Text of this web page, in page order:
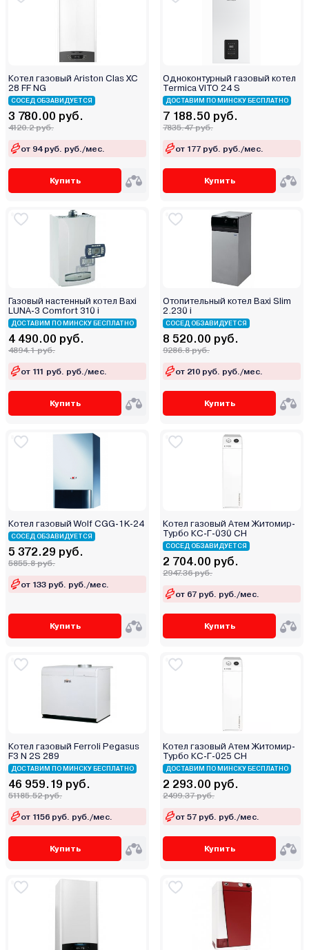
Котел газовый Ariston Clas XC
28 FF NG
СОСЕД ОБЗАВИДУЕТСЯ
3 780.00 руб.
4120.2 руб.
от 94 руб. руб./мес.
Купить
Одноконтурный газовый котел
Termica VITO 24 S
ДОСТАВИМ ПО МИНСКУ БЕСПЛАТНО
7 188.50 руб.
7835.47 руб.
от 177 руб. руб./мес.
Купить
Газовый настенный котел Baxi
LUNA-3 Comfort 310 i
ДОСТАВИМ ПО МИНСКУ БЕСПЛАТНО
4 490.00 руб.
4894.1 руб.
от 111 руб. руб./мес.
Купить
Отопительный котел Baxi Slim
2.230 i
СОСЕД ОБЗАВИДУЕТСЯ
8 520.00 руб.
9286.8 руб.
от 210 руб. руб./мес.
Купить
Котел газовый Wolf CGG-1K-24
СОСЕД ОБЗАВИДУЕТСЯ
5 372.29 руб.
5855.8 руб.
от 133 руб. руб./мес.
Купить
Котел газовый Атем Житомир-
Турбо КС-Г-030 СН
СОСЕД ОБЗАВИДУЕТСЯ
2 704.00 руб.
2947.36 руб.
от 67 руб. руб./мес.
Купить
Котел газовый Ferroli Pegasus
F3 N 2S 289
ДОСТАВИМ ПО МИНСКУ БЕСПЛАТНО
46 959.19 руб.
51185.52 руб.
от 1156 руб. руб./мес.
Купить
Котел газовый Атем Житомир-
Турбо КС-Г-025 СН
ДОСТАВИМ ПО МИНСКУ БЕСПЛАТНО
2 293.00 руб.
2499.37 руб.
от 57 руб. руб./мес.
Купить